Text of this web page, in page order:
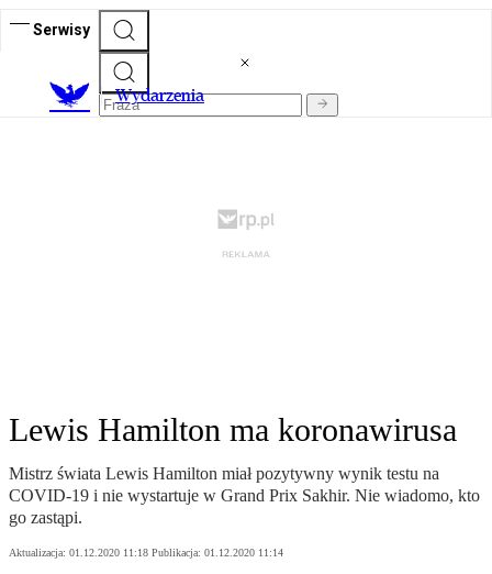
Serwisy
Wydarzenia
Lewis Hamilton ma koronawirusa
Mistrz świata Lewis Hamilton miał pozytywny wynik testu na
COVID-19 i nie wystartuje w Grand Prix Sakhir. Nie wiadomo, kto
go zastąpi.
Aktualizacja: 01.12.2020 11:18 Publikacja: 01.12.2020 11:14